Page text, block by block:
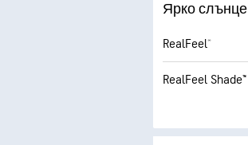
Ярко слънце
RealFeel®
RealFeel Shade™